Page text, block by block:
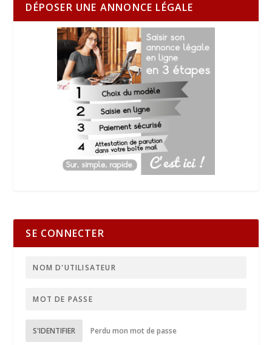
DÉPOSER UNE ANNONCE LÉGALE
SE CONNECTER
S'IDENTIFIER Perdu mon mot de passe